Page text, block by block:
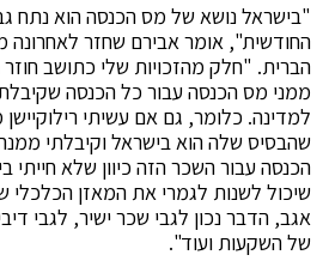
"בישראל נושא של מס הכנסה הוא נתח
החודשית", אומר אבירם שחזר לאחרונה
הברית. "חלק מהזכויות שלי כתושב
ממני מס הכנסה עבור כל הכנסה
למדינה. כלומר, גם אם עשיתי
שהבסיס שלה הוא בישראל וקיבלתי
הכנסה עבור השכר הזה כיוון שלא חייתי
שיכול לשנות לגמרי את המאזן
אגב, הדבר נכון לגבי שכר ישיר, לגבי
של השקעות ועוד".